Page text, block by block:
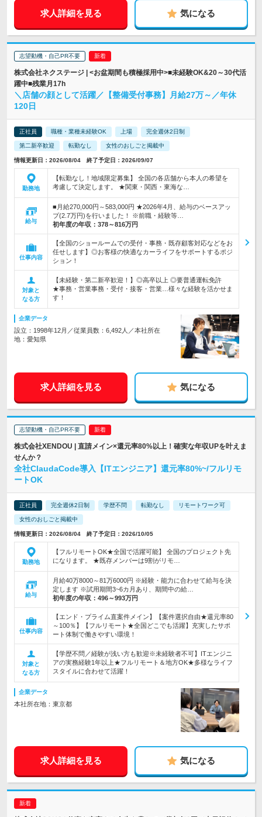
求人詳細を見る 気になる
志望動機・自己PR不要
株式会社ネクステージ | <お盆期間も積極採用中>■未経験OK&20～30代活
躍中■残業月17h
＼店舗の顔として活躍／【整備受付事務】月給27万～／年休
120日
正社員 職種・業種未経験OK 上場 完全週休2日制
第二新卒歓迎 転勤なし 女性のおしごと掲載中
情報更新日：2026/08/04 終了予定日：2026/09/07
勤務地
【転勤なし！地域限定募集】 全国の各店舗から本人の希望を
考慮して決定します。 ★関東・関西・東海な…
給与
■月給270,000円～583,000円 ★2026年4月、給与のベースアッ
プ(2.7万円)を行いました！ ※前職・経験等…
初年度の年収： 378～816万円
仕事内容
【全国のショールームでの受付・事務・既存顧客対応などをお
任せします】◎お客様の快適なカーライフをサポートするポジ
ション！
対象と
なる方
【未経験・第二新卒歓迎！】◎高卒以上 ◎要普通運転免許
★事務・営業事務・受付・接客・営業…様々な経験を活かせま
す！
企業データ
設立：1998年12月／従業員数：6,492人／本社所在
地：愛知県
求人詳細を見る 気になる
志望動機・自己PR不要
株式会社XENDOU | 直請メイン×還元率80%以上！確実な年収UPを叶えま
せんか？
全社ClaudaCode導入【ITエンジニア】還元率80%~/フルリモ
ートOK
正社員 完全週休2日制 学歴不問 転勤なし リモートワーク可
女性のおしごと掲載中
情報更新日：2026/08/04 終了予定日：2026/10/05
勤務地
【フルリモートOK★全国で活躍可能】 全国のプロジェクト先
になります。 ★既存メンバーは9割がリモ…
給与
月給40万8000～81万6000円 ※経験・能力に合わせて給与を決
定します ※試用期間3~6カ月あり、期間中の給…
初年度の年収： 496～993万円
仕事内容
【エンド・プライム直案件メイン】【案件選択自由★還元率80
～100％】【フルリモート★全国どこでも活躍】充実したサポ
ート体制で働きやすい環境！
対象と
なる方
【学歴不問／経験が浅い方も歓迎※未経験者不可】ITエンジニ
アの実務経験1年以上★フルリモート＆地方OK★多様なライフ
スタイルに合わせて活躍！
企業データ
本社所在地：東京都
求人詳細を見る 気になる